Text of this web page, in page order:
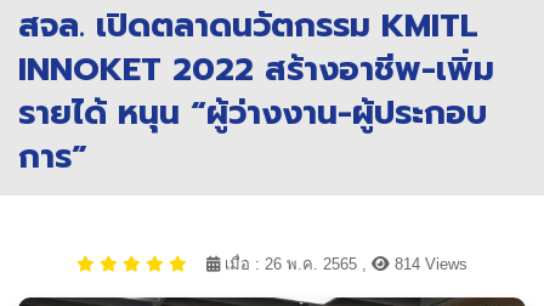
สจล. เปิดตลาดนวัตกรรม KMITL
INNOKET 2022 สร้างอาชีพ-เพิ่ม
รายได้ หนุน “ผู้ว่างงาน-ผู้ประกอบ
การ”
เมื่อ : 26 พ.ค. 2565 , 814 Views